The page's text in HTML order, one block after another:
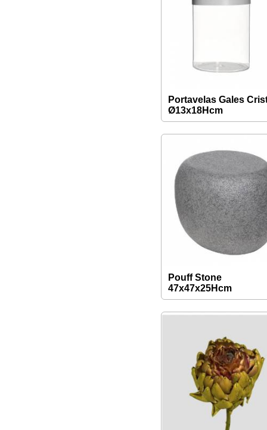
Portavelas Gales
Ø13x18Hcm
Pouff Stone
47x47x25Hcm